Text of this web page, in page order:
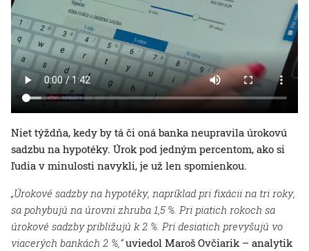
Niet týždňa, kedy by tá či oná banka neupravila úrokovú
sadzbu na hypotéky. Úrok pod jedným percentom, ako si
ľudia v minulosti navykli, je už len spomienkou.
„Úrokové sadzby na hypotéky, napríklad pri fixácii na tri roky,
sa pohybujú na úrovni zhruba 1,5 %. Pri piatich rokoch sa
úrokové sadzby približujú k 2 %. Pri desiatich prevyšujú vo
viacerých bankách 2 %,“uviedol Maroš Ovčiarik – analytik